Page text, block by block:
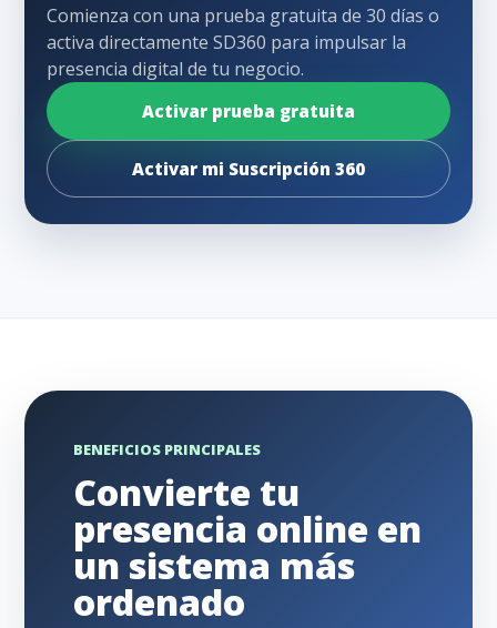
Comienza con una prueba gratuita de 30 días o
activa directamente SD360 para impulsar la
presencia digital de tu negocio.
Activar prueba gratuita
Activar mi Suscripción 360
BENEFICIOS PRINCIPALES
Convierte tu
presencia online en
un sistema más
ordenado